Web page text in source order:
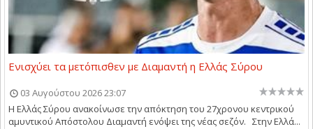
Ενισχύει τα μετόπισθεν με Διαμαντή η Ελλάς Σύρου
03 Αυγούστου 2026 23:07
Η Ελλάς Σύρου ανακοίνωσε την απόκτηση του 27χρονου κεντρικού
αμυντικού Απόστολου Διαμαντή ενόψει της νέας σεζόν. Στην Ελλά...